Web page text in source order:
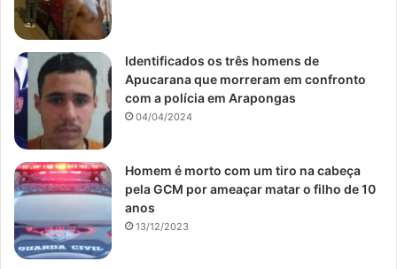
Identificados os três homens de
Apucarana que morreram em confronto
com a polícia em Arapongas
04/04/2024
Homem é morto com um tiro na cabeça
pela GCM por ameaçar matar o filho de 10
anos
13/12/2023